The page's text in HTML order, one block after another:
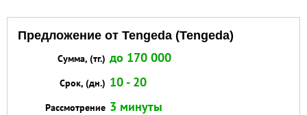
Предложение от Tengeda (Tengeda)
Сумма, (тг.) до 170 000
Срок, (дн.) 10 - 20
Рассмотрение 3 минуты